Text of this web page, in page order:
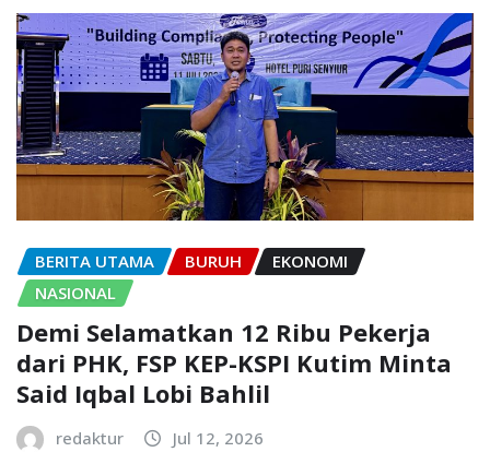
BERITA UTAMA BURUH
EKONOMI
NASIONAL
Demi Selamatkan 12 Ribu Pekerja
dari PHK, FSP KEP-KSPI Kutim Minta
Said Iqbal Lobi Bahlil
redaktur Jul 12, 2026